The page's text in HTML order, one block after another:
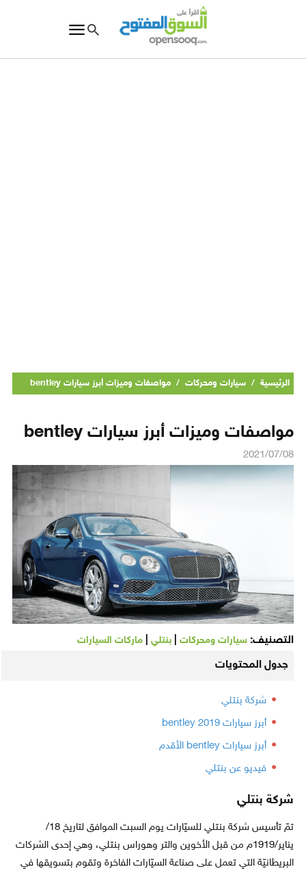
الرئيسية / سيارات ومحركات / مواصفات وميزات أبرز سيارات bentley
مواصفات وميزات أبرز سيارات bentley
2021/07/08
التصنيف: سيارات ومحركات| بنتلي| ماركات السيارات
جدول المحتويات
شركة بنتلي
أبرز سيارات bentley 2019
أبرز سيارات bentley الأقدم
فيديو عن بنتلي
شركة بنتلي
تمّ تأسيس شركة بنتلي للسيّارات يوم السبت الموافق لتاريخ 18/
يناير/1919م من قبل الأخوين والتر وهوراس بنتلي، وهي إحدى الشركات
البريطانيّة التي تعمل على صناعة السيّارات الفاخرة وتقوم بتسويقها في